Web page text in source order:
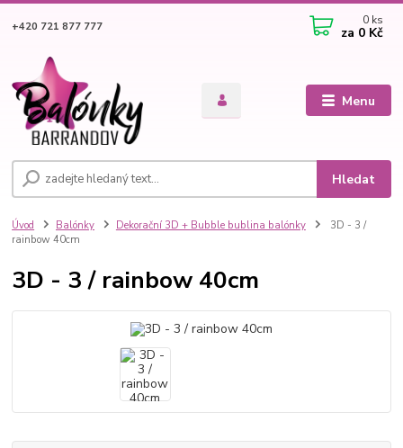
Menu
Hledat
+420 721 877 777 0 ks
za 0 Kč
Úvod Balónky Dekorační 3D + Bubble bublina balónky
3D - 3 /
rainbow 40cm
3D - 3 / rainbow 40cm